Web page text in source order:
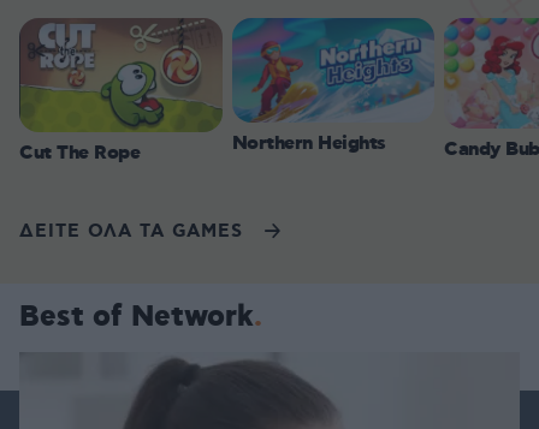
Cut The Rope Northern Heights Candy
ΔΕΙΤΕ ΟΛΑ ΤΑ GAMES
Best of Network